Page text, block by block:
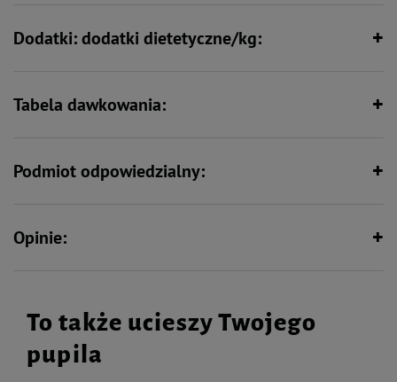
Dodatki: dodatki dietetyczne/kg:
Tabela dawkowania:
Podmiot odpowiedzialny:
Opinie:
To także ucieszy Twojego
pupila